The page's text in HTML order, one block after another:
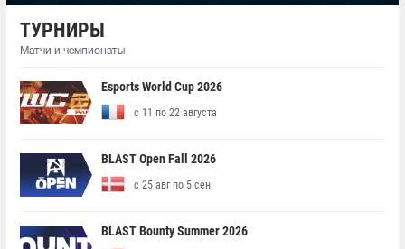
ТУРНИРЫ
Матчи и чемпионаты
Esports World Cup 2026
с 11 по 22 августа
BLAST Open Fall 2026
с 25 авг по 5 сен
BLAST Bounty Summer 2026